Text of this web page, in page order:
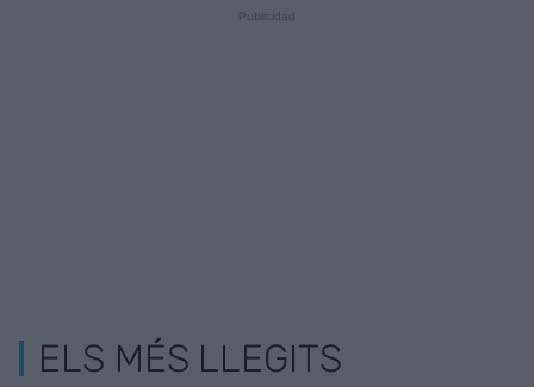
ELS MÉS LLEGITS